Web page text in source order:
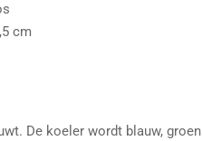
cm
De koeler wordt blauw, groen